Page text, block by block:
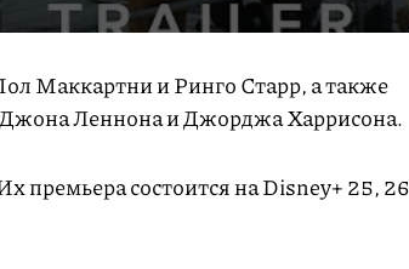
Маккартни и Ринго Старр, а также
Леннона и Джорджа Харрисона.
премьера состоится на Disney+ 25, 26